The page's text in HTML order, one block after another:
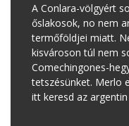
A Conlara-völgyért
őslakosok, no nem
termőföldjei miatt.
kisvároson túl nem
Comechingones-
tetszésünket. Merlo
itt keresd az